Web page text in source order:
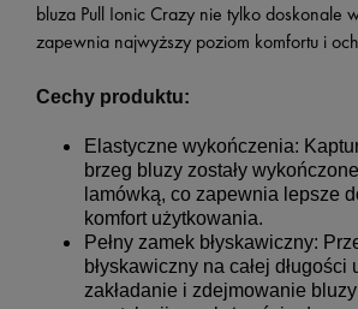
bluza Pull Ionic Crazy nie tylko doskonale
zapewnia najwyższy poziom komfortu i
Cechy produktu:
Elastyczne wykończenia:
brzeg bluzy zostały
lamówką, co zapewnia lepsze
komfort użytkowania.
Pełny zamek błyskawiczny:
błyskawiczny na całej długości
zakładanie i zdejmowanie